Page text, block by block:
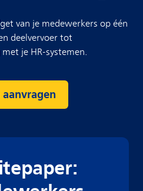
van je medewerkers op één
deelvervoer tot
je HR-systemen.
aanvragen